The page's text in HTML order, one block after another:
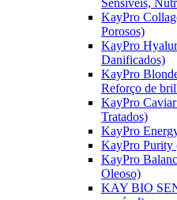
Sensíveis,
KayPro
Porosos)
KayPro
Danificados)
KayPro
Reforço de
KayPro
Tratados)
KayPro
KayPro Purity
KayPro
Oleoso)
KAY BIO